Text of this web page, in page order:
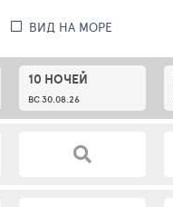
ВИД НА МОРЕ
10 НОЧЕЙ
ВС 30.08.26